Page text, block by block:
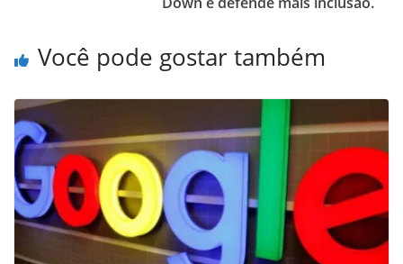
Você pode gostar também